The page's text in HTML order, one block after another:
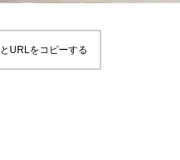
URLをコピーする